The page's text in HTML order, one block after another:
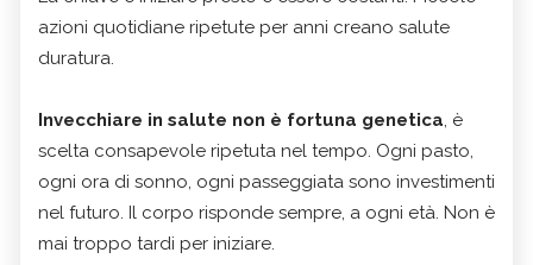
azioni quotidiane ripetute per anni creano salute
duratura.
Invecchiare in salute non è fortuna genetica , è
scelta consapevole ripetuta nel tempo. Ogni pasto,
ogni ora di sonno, ogni passeggiata sono investimenti
nel futuro. Il corpo risponde sempre, a ogni età. Non è
mai troppo tardi per iniziare.